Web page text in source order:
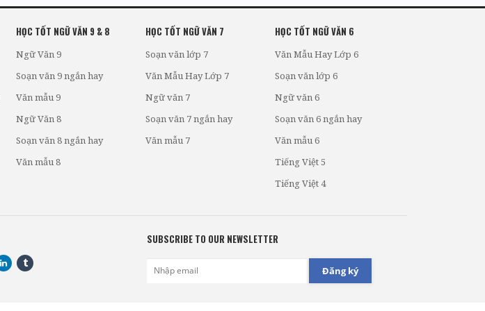
HỌC TỐT NGỮ VĂN 9 & 8
Ngữ Văn 9
Soạn văn 9 ngắn hay
Văn mẫu 9
Ngữ Văn 8
Soạn văn 8 ngắn hay
Văn mẫu 8
HỌC TỐT NGỮ VĂN 7
Soạn văn lớp 7
Văn Mẫu Hay Lớp 7
Ngữ văn 7
Soạn văn 7 ngắn hay
Văn mẫu 7
HỌC TỐT NGỮ VĂN 6
Văn Mẫu Hay Lớp 6
Soạn văn lớp 6
Ngữ văn 6
Soạn văn 6 ngắn hay
Văn mẫu 6
Tiếng Việt 5
Tiếng Việt 4
SUBSCRIBE TO OUR NEWSLETTER
Đăng ký